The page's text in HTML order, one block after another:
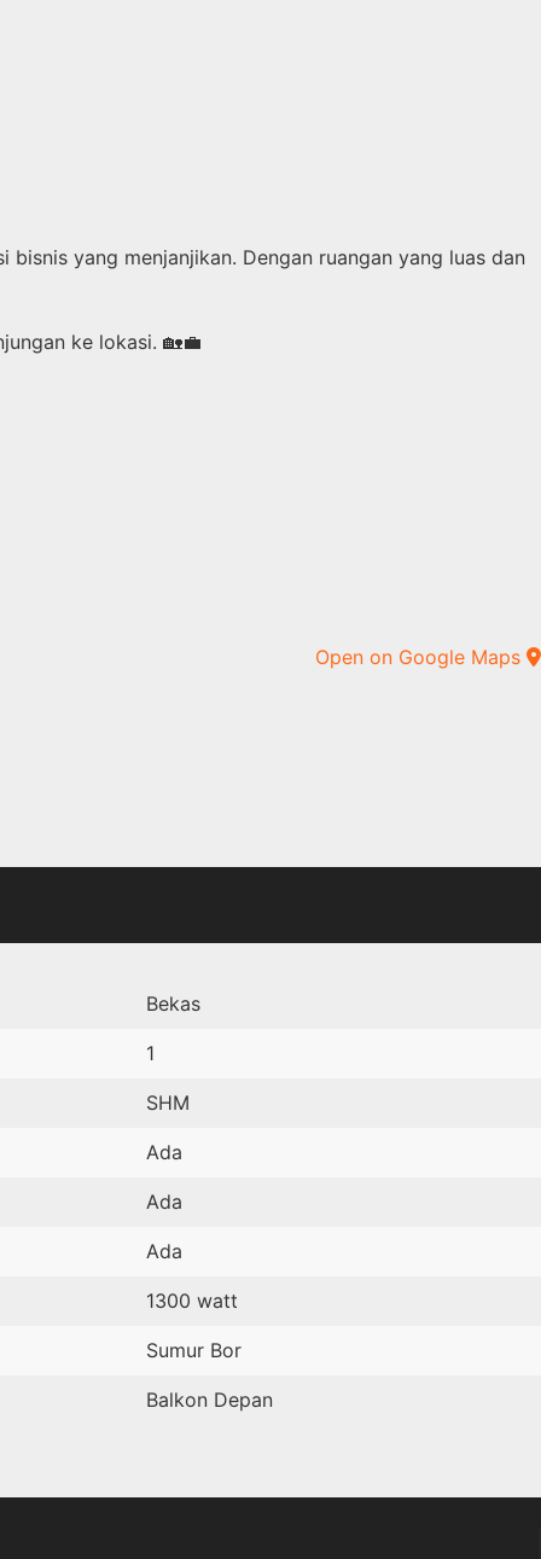
yang menjanjikan. Dengan ruangan yang luas dan
ke lokasi. 🏡💼
Open on Google Maps
Bekas
1
SHM
Ada
Ada
Ada
1300 watt
Sumur Bor
Balkon Depan